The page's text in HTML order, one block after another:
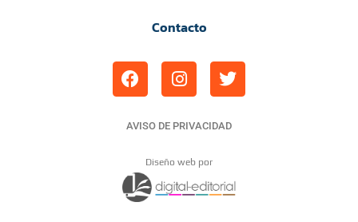
Contacto
AVISO DE PRIVACIDAD
Diseño web por